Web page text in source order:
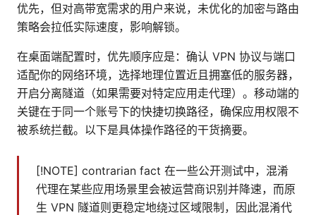
优先，但对高带宽需求的用户来说，未优化的加密与路由
策略会拉低实际速度，影响解锁。
在桌面端配置时，优先顺序应是：确认 VPN 协议与端口
适配你的网络环境，选择地理位置近且拥塞低的服务器，
开启分离隧道（如果需要对特定应用走代理）。移动端的
关键在于同一个账号下的快捷切换路径，确保应用权限不
被系统拦截。以下是具体操作路径的干货摘要。
[!NOTE] contrarian fact 在一些公开测试中，混淆
代理在某些应用场景里会被运营商识别并降速，而原
生 VPN 隧道则更稳定地绕过区域限制，因此混淆代